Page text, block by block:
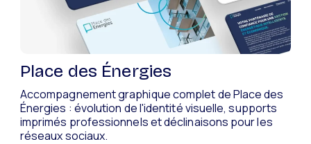
Place des Énergies
Accompagnement graphique complet de Place des
Énergies : évolution de l'identité visuelle, supports
imprimés professionnels et déclinaisons pour les
réseaux sociaux.